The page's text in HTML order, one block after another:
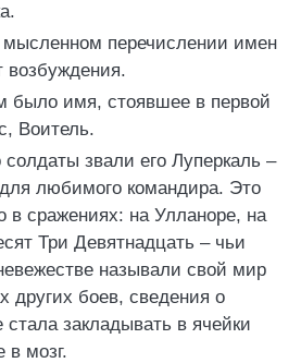
перечислении имен
возбуждения.
было имя, стоявшее в первой
Воитель.
звали его Луперкаль –
любимого командира. Это
в сражениях: на Улланоре, на
Три Девятнадцать – чьи
называли свой мир
других боев, сведения о
закладывать в ячейки
в мозг.